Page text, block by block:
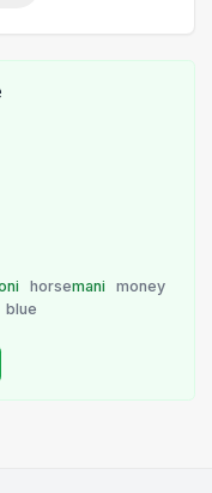
horsemani
money
blue